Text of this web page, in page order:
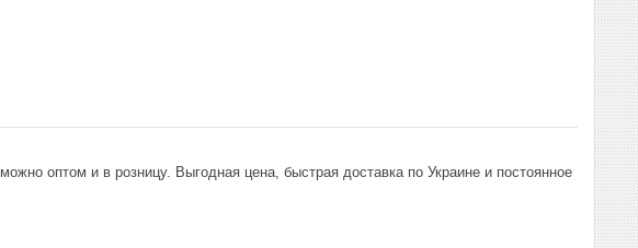
можно оптом и в розницу. Выгодная цена, быстрая доставка по Украине и постоянное